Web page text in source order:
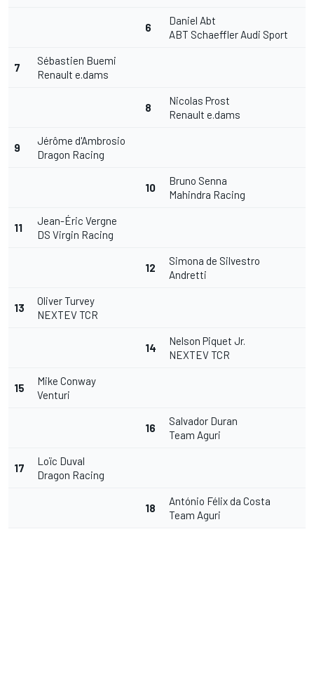
6
Daniel Abt
ABT Schaeffler Audi Sport
7
Sébastien Buemi
Renault e.dams
8
Nicolas Prost
Renault e.dams
9
Jérôme d'Ambrosio
Dragon Racing
10
Bruno Senna
Mahindra Racing
11
Jean-Éric Vergne
DS Virgin Racing
12
Simona de Silvestro
Andretti
13
Oliver Turvey
NEXTEV TCR
14
Nelson Piquet Jr.
NEXTEV TCR
15
Mike Conway
Venturi
16
Salvador Duran
Team Aguri
17
Loïc Duval
Dragon Racing
18
António Félix da Costa
Team Aguri